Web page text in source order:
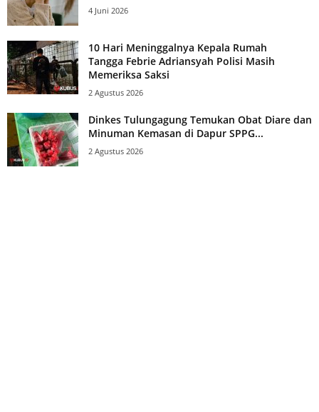
4 Juni 2026
10 Hari Meninggalnya Kepala Rumah
Tangga Febrie Adriansyah Polisi Masih
Memeriksa Saksi
2 Agustus 2026
Dinkes Tulungagung Temukan Obat Diare dan
Minuman Kemasan di Dapur SPPG...
2 Agustus 2026